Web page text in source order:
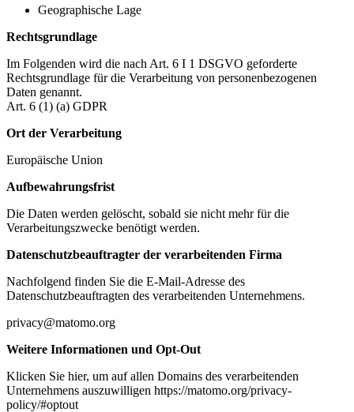
Geographische Lage
Rechtsgrundlage
Im Folgenden wird die nach Art. 6 I 1 DSGVO geforderte
Rechtsgrundlage für die Verarbeitung von personenbezogenen
Daten genannt.
Art. 6 (1) (a) GDPR
Ort der Verarbeitung
Europäische Union
Aufbewahrungsfrist
Die Daten werden gelöscht, sobald sie nicht mehr für die
Verarbeitungszwecke benötigt werden.
Datenschutzbeauftragter der verarbeitenden Firma
Nachfolgend finden Sie die E-Mail-Adresse des
Datenschutzbeauftragten des verarbeitenden Unternehmens.
privacy@matomo.org
Weitere Informationen und Opt-Out
Klicken Sie hier, um auf allen Domains des verarbeitenden
Unternehmens auszuwilligen https://matomo.org/privacy-
policy/#optout